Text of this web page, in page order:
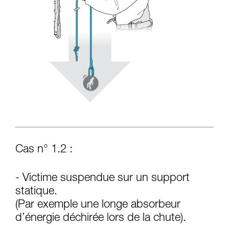
Cas n° 1.2 :
- Victime suspendue sur un support
statique.
(Par exemple une longe absorbeur
d’énergie déchirée lors de la chute).